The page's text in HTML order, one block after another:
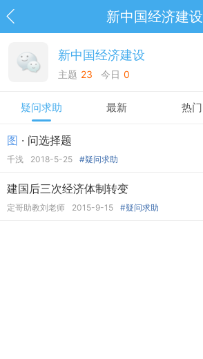
新中国经济建设
新中国经济建设
主题 23 今日 0
疑问求助 最新 热门
图 · 问选择题
千浅 2018-5-25 #疑问求助
建国后三次经济体制转变
定哥助教刘老师 2015-9-15 #疑问求助